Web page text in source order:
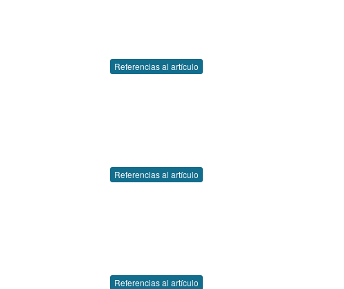
Referencias al artículo
Referencias al artículo
Referencias al artículo